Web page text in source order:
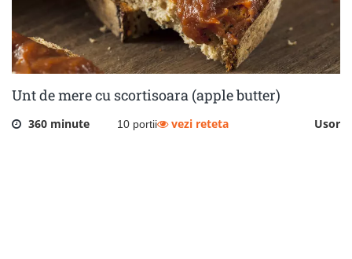
Unt de mere cu scortisoara (apple butter)
360 minute 10 portii Usor
vezi reteta